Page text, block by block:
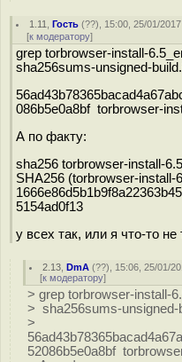
1.11 ,Гость (??), 15:00, 25/01/
[к модератору]
grep torbrowser-install-
sha256sums-unsigned-
086b5e0a8bf torbrowser-
А по факту:
sha256 torbrowser-install-
SHA256 (torbrowser-install-
5154ad0f13
у всех так, или я что-то
2.13 ,DmA (??), 15:06, 25/01/
[к модератору]
> grep torbrowser-install-
> sha256sums-unsigned-
>
52086b5e0a8bf